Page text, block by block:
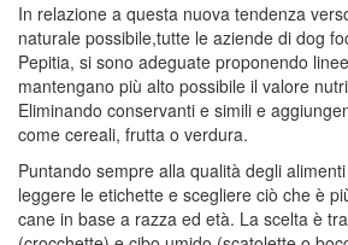
In relazione a questa nuova tendenza
naturale possibile,tutte le aziende di dog
Pepitia, si sono adeguate proponendo
mantengano più alto possibile il valore
Eliminando conservanti e simili e
come cereali, frutta o verdura.
Puntando sempre alla qualità degli
leggere le etichette e scegliere ciò che è
cane in base a razza ed età. La scelta è